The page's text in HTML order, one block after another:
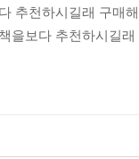
추천하시길래 구매
을보다 추천하시길